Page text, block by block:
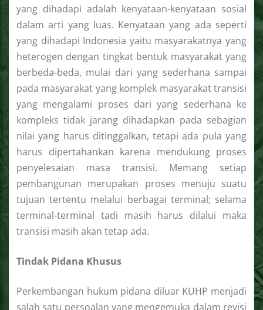
yang dihadapi adalah kenyataan-kenyataan sosial
dalam arti yang luas. Kenyataan yang ada seperti
yang dihadapi Indonesia yaitu masyarakatnya yang
heterogen dengan tingkat bentuk masyarakat yang
berbeda-beda, mulai dari yang sederhana sampai
pada masyarakat yang komplek masyarakat transisi
yang mengalami proses dari yang sederhana ke
kompleks tidak jarang dihadapkan pada sebagian
nilai yang harus ditinggalkan, tetapi ada pula yang
harus dipertahankan karena mendukung proses
penyelesaian masa transisi. Memang setiap
pembangunan merupakan proses menuju suatu
tujuan tertentu melalui berbagai terminal; selama
terminal-terminal tadi masih harus dilalui maka
transisi masih akan tetap ada.
Tindak Pidana Khusus
Perkembangan hukum pidana diluar KUHP menjadi
salah satu persoalan yang mengemuka dalam revisi